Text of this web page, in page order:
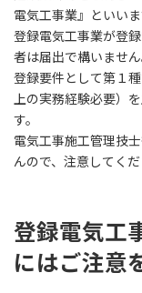
電気工事業』といいま
登録電気工事業が登
者は届出で構いませ
登録要件として第１
上の実務経験必要）
す。
電気工事施工管理技
んので、注意してくだ
登録電気工
にはご注意